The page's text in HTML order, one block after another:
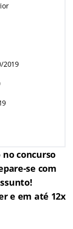
2019
concurso
se com
e em até 12x